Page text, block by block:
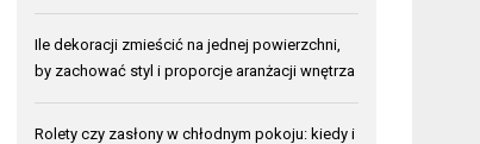
Ile dekoracji zmieścić na jednej powierzchni,
by zachować styl i proporcje aranżacji wnętrza
Rolety czy zasłony w chłodnym pokoju: kiedy i